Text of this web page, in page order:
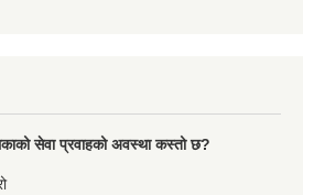
सेवा प्रवाहको अवस्था कस्तो छ?